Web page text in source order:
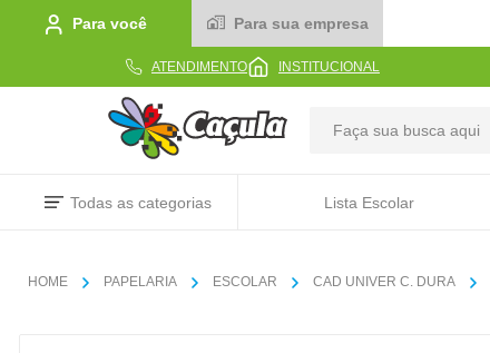
Para você Para sua empresa
ATENDIMENTO INSTITUCIONAL
Todas as categorias Lista Escolar
PAPELARIA ESCOLAR CAD UNIVER C. DURA
TERMOS MAIS BUSCADOS